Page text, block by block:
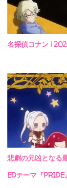
名探偵コナン |
悲劇の元凶となる
EDテーマ『